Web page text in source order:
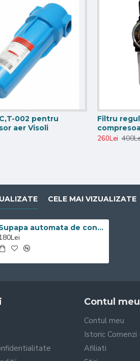
002 pentru
aer Visoli
Filtru
260Lei
CELE MAI VIZUALIZATE
Supapa automata de condens 10 bari
Contul meu
Contul meu
Istoric Comenzi
Afiliati